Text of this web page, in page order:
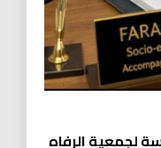
لجمعية الرفاه